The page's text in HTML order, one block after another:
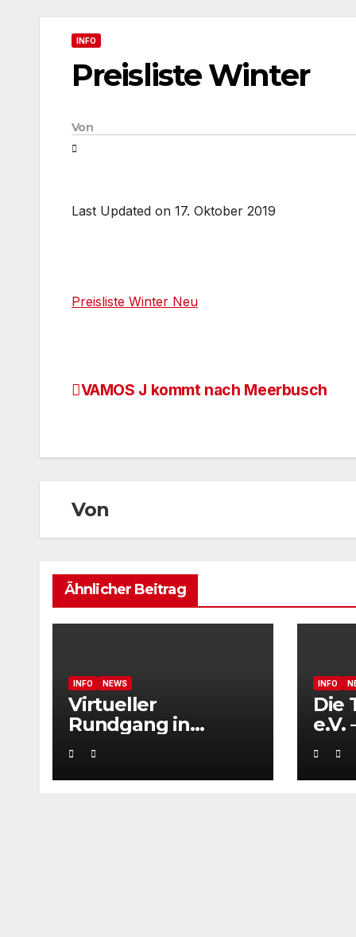
INFO
Preisliste Winter
Von
Last Updated on 17. Oktober 2019
Preisliste Winter Neu
Beitragsnavigation
VAMOS J kommt nach Meerbusch
Von
Ähnlicher Beitrag
INFO NEWS
Virtueller
Rundgang in
unserem Fitness- u.
Athletikstudio
Lifeletix
INFO
Die
e.V.